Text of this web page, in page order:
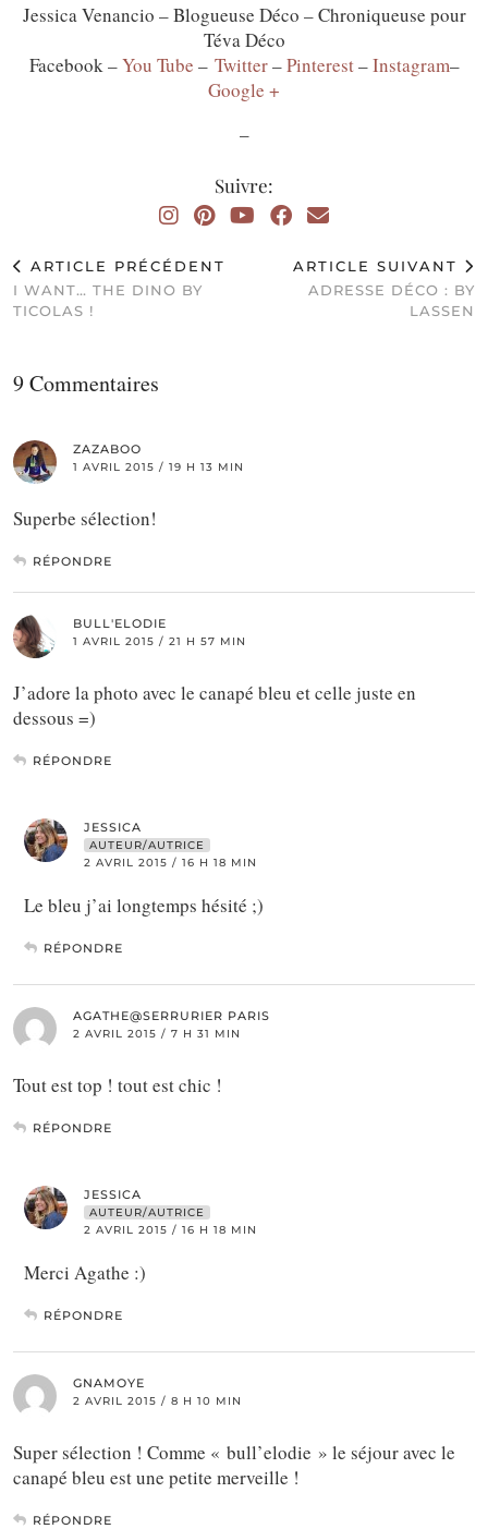
Jessica Venancio – Blogueuse Déco – Chroniqueuse pour
Téva Déco
Facebook –You Tube – Twitter–Pinterest–Instagram–
Google +
–
Suivre:
ARTICLE PRÉCÉDENT
I WANT… THE DINO BY
TICOLAS !
ARTICLE SUIVANT
ADRESSE DÉCO : BY
LASSEN
9 Commentaires
ZAZABOO
1 AVRIL 2015 / 19 H 13 MIN
Superbe sélection!
RÉPONDRE
BULL'ELODIE
1 AVRIL 2015 / 21 H 57 MIN
J’adore la photo avec le canapé bleu et celle juste en
dessous =)
RÉPONDRE
JESSICA
AUTEUR/AUTRICE
2 AVRIL 2015 / 16 H 18 MIN
Le bleu j’ai longtemps hésité ;)
RÉPONDRE
AGATHE@SERRURIER PARIS
2 AVRIL 2015 / 7 H 31 MIN
Tout est top ! tout est chic !
RÉPONDRE
JESSICA
AUTEUR/AUTRICE
2 AVRIL 2015 / 16 H 18 MIN
Merci Agathe :)
RÉPONDRE
GNAMOYE
2 AVRIL 2015 / 8 H 10 MIN
Super sélection ! Comme « bull’elodie » le séjour avec le
canapé bleu est une petite merveille !
RÉPONDRE